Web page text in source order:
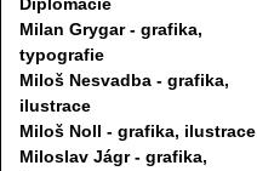
Milan Grygar - grafika,
typografie
Miloš Nesvadba - grafika,
ilustrace
Miloš Noll - grafika, ilustrace
Miloslav Jágr - grafika,